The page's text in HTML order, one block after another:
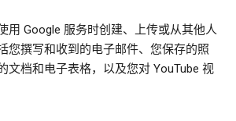
用 Google 服务时创建、上传或从其他人
您撰写和收到的电子邮件、您保存的照
文档和电子表格，以及您对 YouTube 视